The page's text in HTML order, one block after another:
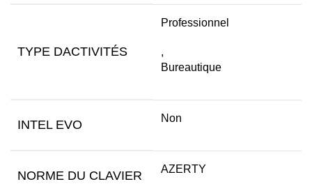
TYPE DACTIVITÉS
Professionnel
,
Bureautique
INTEL EVO Non
NORME DU CLAVIER AZERTY